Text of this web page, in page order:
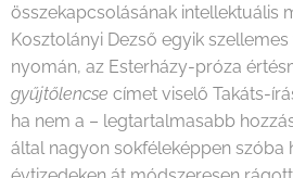
összekapcsolásának intellektuális
Kosztolányi Dezső egyik
nyomán, az Esterházy-próza
gyűjtőlencse címet viselő Takáts-
ha nem a – legtartalmasabb
által nagyon sokféleképpen szóba